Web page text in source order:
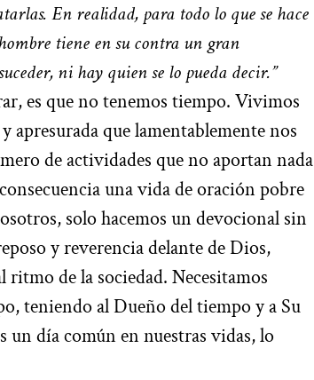
En realidad, para todo lo que se hace
tiene en su contra un gran
ni hay quien se lo pueda decir.”
es que no tenemos tiempo. Vivimos
apresurada que lamentablemente nos
de actividades que no aportan nada
una vida de oración pobre
solo hacemos un devocional sin
y reverencia delante de Dios,
ritmo de la sociedad. Necesitamos
teniendo al Dueño del tiempo y a Su
un día común en nuestras vidas, lo